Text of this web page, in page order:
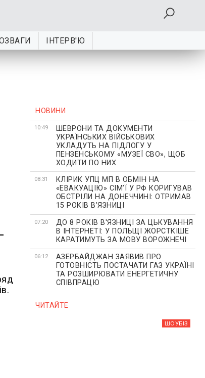
ІНТЕРВ'Ю
НОВИНИ
10:49
ШЕВРОНИ ТА ДОКУМЕНТИ
УКРАЇНСЬКИХ ВІЙСЬКОВИХ
УКЛАДУТЬ НА ПІДЛОГУ У
ПЕНЗЕНСЬКОМУ «МУЗЕЇ СВО», ЩОБ
ХОДИТИ ПО НИХ
08:31
КЛІРИК УПЦ МП В ОБМІН НА
«ЕВАКУАЦІЮ» СІМʼЇ У РФ КОРИГУВАВ
ОБСТРІЛИ НА ДОНЕЧЧИНІ: ОТРИМАВ
15 РОКІВ ВʼЯЗНИЦІ
07:20
ДО 8 РОКІВ В'ЯЗНИЦІ ЗА ЦЬКУВАННЯ
В ІНТЕРНЕТІ: У ПОЛЬЩІ ЖОРСТКІШЕ
КАРАТИМУТЬ ЗА МОВУ ВОРОЖНЕЧІ
06:12
АЗЕРБАЙДЖАН ЗАЯВИВ ПРО
ГОТОВНІСТЬ ПОСТАЧАТИ ГАЗ УКРАЇНІ
ТА РОЗШИРЮВАТИ ЕНЕРГЕТИЧНУ
СПІВПРАЦЮ
ЧИТАЙТЕ
ШОУБIЗ